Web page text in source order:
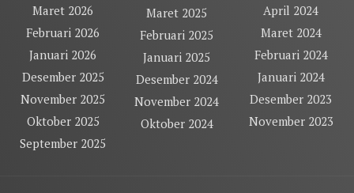
Maret 2026
Februari 2026
Januari 2026
Desember 2025
November 2025
Oktober 2025
September 2025
Maret 2025
Februari 2025
Januari 2025
Desember 2024
November 2024
Oktober 2024
April 2024
Maret 2024
Februari 2024
Januari 2024
Desember 2023
November 2023